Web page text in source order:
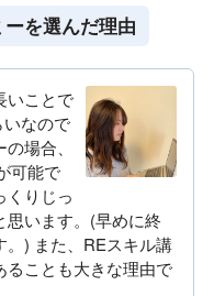
を選んだ理由
いことで
なので
場合、
可能で
くりじっ
思います。(早めに終
。) また、REスキル講
ることも大きな理由で